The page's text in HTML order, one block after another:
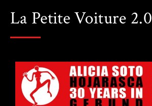
La Petite Voiture 2.0